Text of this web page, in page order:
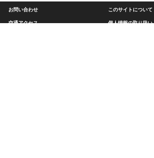
お問い合わせ
交通アクセス
このサイトについて
個人情報の取り扱い